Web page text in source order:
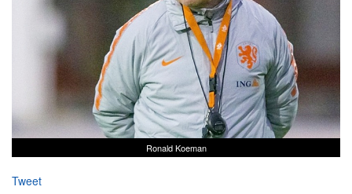
Ronald Koeman
Tweet